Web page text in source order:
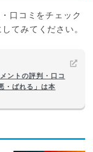
口コミをチェック
てみてください。
ントの評判・口コ
・ばれる」は本